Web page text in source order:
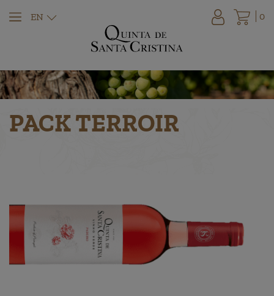
EN 0
PACK TERROIR